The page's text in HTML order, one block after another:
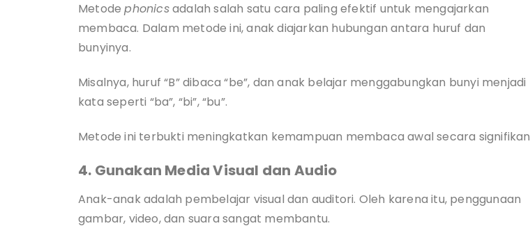
Metodephonicsadalah salah satu cara paling efektif untuk mengajarkan
membaca. Dalam metode ini, anak diajarkan hubungan antara huruf dan
bunyinya.
Misalnya, huruf “B” dibaca “be”, dan anak belajar menggabungkan bunyi menjadi
kata seperti “ba”, “bi”, “bu”.
Metode ini terbukti meningkatkan kemampuan membaca awal secara signifikan
4. Gunakan Media Visual dan Audio
Anak-anak adalah pembelajar visual dan auditori. Oleh karena itu, penggunaan
gambar, video, dan suara sangat membantu.